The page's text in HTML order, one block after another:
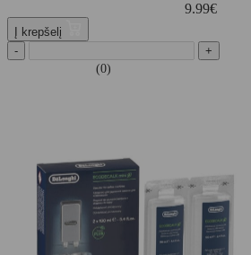
9.99€
Į krepšelį
-
+
(0)